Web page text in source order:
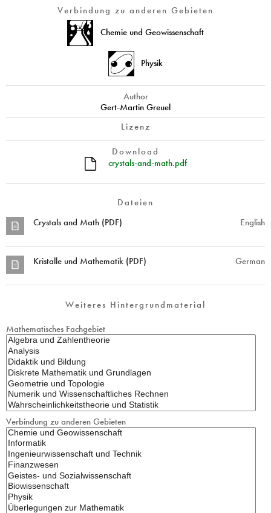
Verbindung zu anderen Gebieten
Chemie und Geowissenschaft
Physik
Author
Gert-Martin Greuel
Lizenz
Download
crystals-and-math.pdf
Dateien
English
Crystals and Math (PDF)
German
Kristalle und Mathematik (PDF)
Weiteres Hintergrundmaterial
Mathematisches Fachgebiet
Verbindung zu anderen Gebieten